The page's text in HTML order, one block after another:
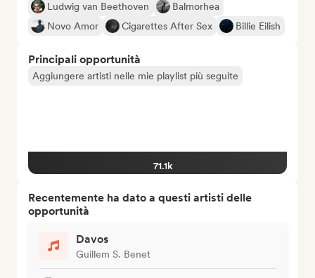
Ludwig van Beethoven
Balmorhea
Novo Amor
Cigarettes After Sex Billie Eilish
Principali opportunità
Aggiungere artisti nelle mie playlist più seguite
71.1k
Recentemente ha dato a questi artisti delle
opportunità
Davos
Guillem S. Benet